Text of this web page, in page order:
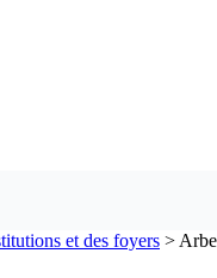
et des foyers >